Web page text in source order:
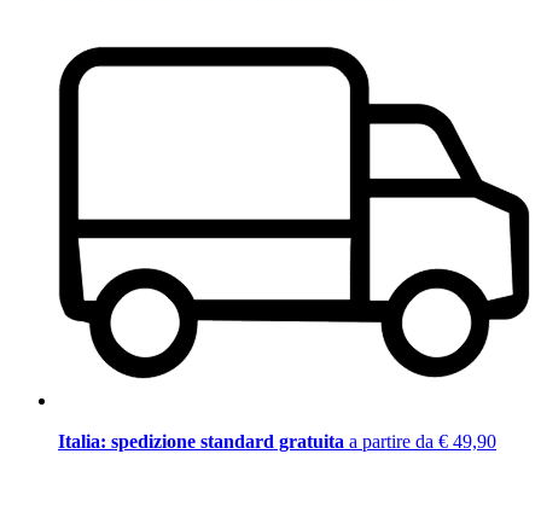
Italia: spedizione standard gratuita a partire da € 49,90